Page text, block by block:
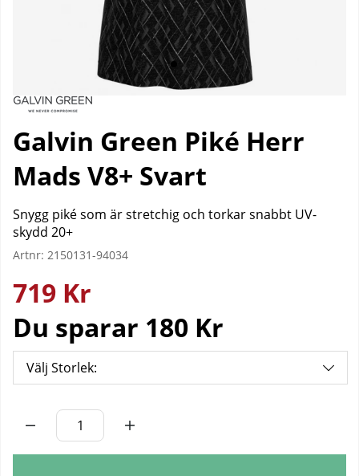
Galvin Green Piké Herr
Mads V8+ Svart
Snygg piké som är stretchig och torkar snabbt UV-
skydd 20+
Artnr: 2150131-94034
719 Kr
Du sparar 180 Kr
Välj Storlek: